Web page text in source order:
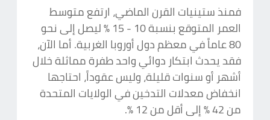
فمنذ ستينيات القرن الماضي، ارتفع متوسط
العمر المتوقع بنسبة 10 - 15 % ليصل إلى نحو
80 عاماً في معظم دول أوروبا الغربية. أما الآن،
فقد يحدث ابتكار دوائي واحد طفرة مماثلة خلال
أشهر أو سنوات قليلة، وليس عقوداً، احتاجها
انخفاض معدلات التدخين في الولايات المتحدة
من 42 % إلى أقل من 12 %.